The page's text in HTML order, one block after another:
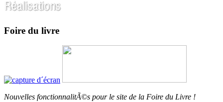
Foire du livre
Nouvelles fonctionnalitÃ©s pour le site de la Foire du Livre !